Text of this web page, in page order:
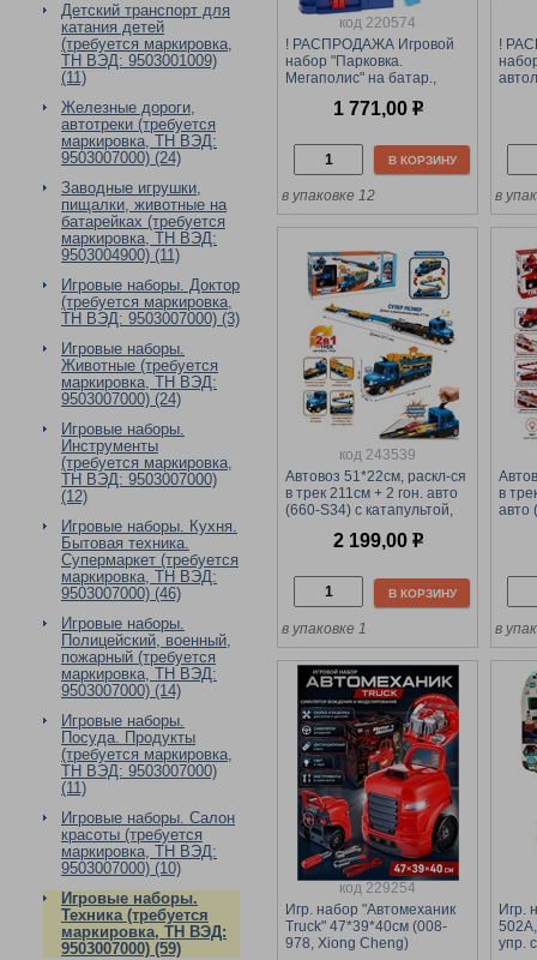
Детский транспорт для
катания детей
(требуется маркировка,
ТН ВЭД: 9503001009)
(11)
Железные дороги,
автотреки (требуется
маркировка, ТН ВЭД:
9503007000) (24)
Заводные игрушки,
пищалки, животные на
батарейках (требуется
маркировка, ТН ВЭД:
9503004900) (11)
Игровые наборы. Доктор
(требуется маркировка,
ТН ВЭД: 9503007000) (3)
Игровые наборы.
Животные (требуется
маркировка, ТН ВЭД:
9503007000) (24)
Игровые наборы.
Инструменты
(требуется маркировка,
ТН ВЭД: 9503007000)
(12)
Игровые наборы. Кухня.
Бытовая техника.
Супермаркет (требуется
маркировка, ТН ВЭД:
9503007000) (46)
Игровые наборы.
Полицейский, военный,
пожарный (требуется
маркировка, ТН ВЭД:
9503007000) (14)
Игровые наборы.
Посуда. Продукты
(требуется маркировка,
ТН ВЭД: 9503007000)
(11)
Игровые наборы. Салон
красоты (требуется
маркировка, ТН ВЭД:
9503007000) (10)
Игровые наборы.
Техника (требуется
маркировка, ТН ВЭД:
9503007000) (59)
код 220574
! РАСПРОДАЖА Игровой
набор "Парковка.
Мегаполис" на батар.,
35*17,5*36см, в коробке
лифтом
1 771,00 р
В КОРЗИНУ
в упаковке 12
!
в
код 243539
Автовоз 51*22см, раскл-ся
в трек 211см + 2 гон. авто
(660-S34) с катапультой,
2 199,00 р
В КОРЗИНУ
в упаковке 1
в
авто
в
код 229254
Игр. набор "Автомеханик
Truck" 47*39*40см (008-
978, Xiong Cheng)
Игр.
упр.